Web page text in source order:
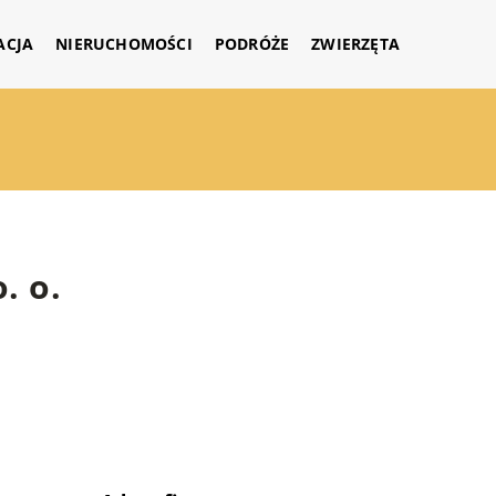
NIERUCHOMOŚCI PODRÓŻE ZWIERZĘTA
o.